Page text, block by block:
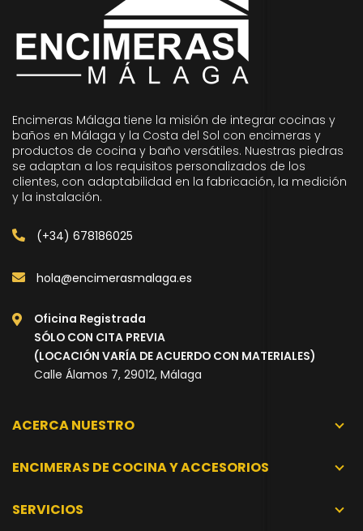
Encimeras Málaga tiene la misión de integrar cocinas y
baños en Málaga y la Costa del Sol con encimeras y
productos de cocina y baño versátiles. Nuestras piedras
se adaptan a los requisitos personalizados de los
clientes, con adaptabilidad en la fabricación, la medición
y la instalación.
(+34) 678186025
hola@encimerasmalaga.es
Oficina Registrada
SÓLO CON CITA PREVIA
(LOCACIÓN VARÍA DE ACUERDO CON MATERIALES)
Calle Álamos 7, 29012, Málaga
ACERCA NUESTRO
ENCIMERAS DE COCINA Y ACCESORIOS
SERVICIOS